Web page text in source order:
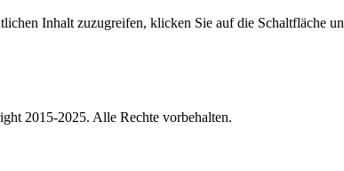
Inhalt zuzugreifen, klicken Sie auf die Schaltfläche
2015-2025. Alle Rechte vorbehalten.